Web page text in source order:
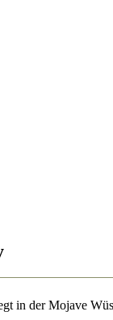
in der Mojave